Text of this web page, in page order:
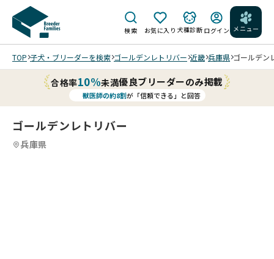
検索 お気に入り 犬種診断 ログイン メニュー
TOP 子犬・ブリーダーを検索 ゴールデンレトリバー 近畿 兵庫県 ゴールデン
合格率10%未満優良ブリーダーのみ掲載
獣医師の約8割が「信頼できる」と回答
ゴールデンレトリバー
兵庫県